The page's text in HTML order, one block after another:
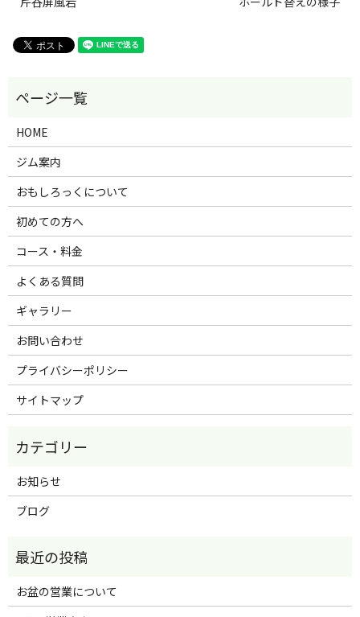
HOME
ジム案内
おもしろっくについて
初めての方へ
コース・料金
よくある質問
ギャラリー
お問い合わせ
プライバシーポリシー
サイトマップ
お知らせ
ブログ
お盆の営業について